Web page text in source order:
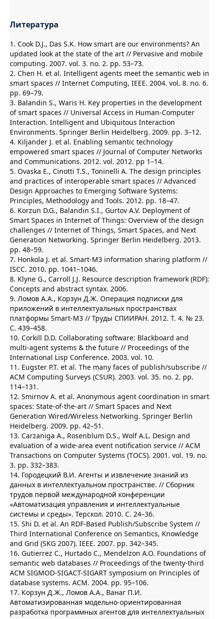
Литература
1. Cook D.J., Das S.K. How smart are our environments? An
updated look at the state of the art // Pervasive and mobile
computing. 2007. vol. 3. no. 2. pp. 53–73.
2. Chen H. et al. Intelligent agents meet the semantic web in
smart spaces // Internet Computing, IEEE. 2004. vol. 8. no. 6.
pp. 69–79.
3. Balandin S., Waris H. Key properties in the development
of smart spaces // Universal Access in Human-Computer
Interaction. Intelligent and Ubiquitous Interaction
Environments. Springer Berlin Heidelberg. 2009. pp. 3–12.
4. Kiljander J. et al. Enabling semantic technology
empowered smart spaces // Journal of Computer Networks
and Communications. 2012. vol. 2012. pp 1–14.
5. Ovaska E., Cinotti T.S., Toninelli A. The design principles
and practices of interoperable smart spaces // Advanced
Design Approaches to Emerging Software Systems:
Principles, Methodology and Tools. 2012. pp. 18–47.
6. Korzun D.G., Balandin S.I., Gurtov A.V. Deployment of
Smart Spaces in Internet of Things: Overview of the design
challenges // Internet of Things, Smart Spaces, and Next
Generation Networking. Springer Berlin Heidelberg. 2013.
pp. 48–59.
7. Honkola J. et al. Smart-M3 information sharing platform //
ISCC. 2010. pp. 1041–1046.
8. Klyne G., Carroll J.J. Resource description framework (RDF):
Concepts and abstract syntax. 2006.
9. Ломов А.А., Корзун Д.Ж. Операция подписки для
приложений в интеллектуальных пространствах
платформы Smart-M3 // Труды СПИИРАН. 2012. Т. 4. № 23.
С. 439–458.
10. Corkill D.D. Collaborating software: Blackboard and
multi-agent systems & the future // Proceedings of the
International Lisp Conference. 2003. vol. 10.
11. Eugster P.T. et al. The many faces of publish/subscribe //
ACM Computing Surveys (CSUR). 2003. vol. 35. no. 2. pp.
114–131.
12. Smirnov A. et al. Anonymous agent coordination in smart
spaces: State-of-the-art // Smart Spaces and Next
Generation Wired/Wireless Networking. Springer Berlin
Heidelberg. 2009. pp. 42–51.
13. Carzaniga A., Rosenblum D.S., Wolf A.L. Design and
evaluation of a wide-area event notification service // ACM
Transactions on Computer Systems (TOCS). 2001. vol. 19. no.
3. pp. 332–383.
14. Городецкий В.И. Агенты и извлечение знаний из
данных в интеллектуальном пространстве. // Сборник
трудов первой международной конференции
«Автоматизация управления и интеллектуальные
системы и среды». Терскол. 2010. С. 24–36.
15. Shi D. et al. An RDF-Based Publish/Subscribe System //
Third International Conference on Semantics, Knowledge
and Grid (SKG 2007). IEEE. 2007. pp. 342–345.
16. Gutierrez C., Hurtado C., Mendelzon A.O. Foundations of
semantic web databases // Proceedings of the twenty-third
ACM SIGMOD-SIGACT-SIGART symposium on Principles of
database systems. ACM. 2004. pp. 95–106.
17. Корзун Д.Ж., Ломов А.А., Ванаг П.И.
Автоматизированная модельно-ориентированная
разработка программных агентов для интеллектуальных